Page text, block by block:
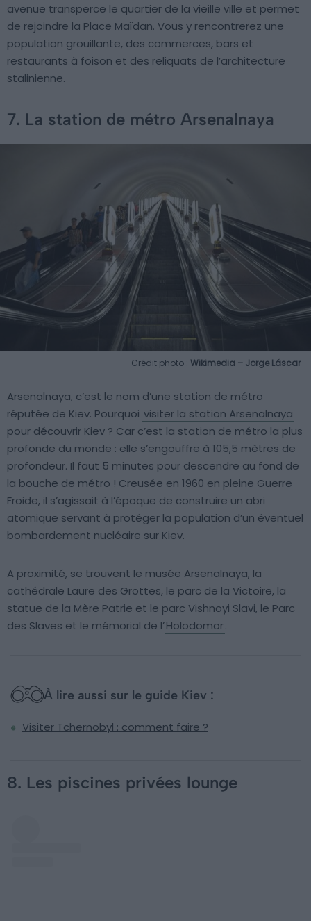
avenue transperce le quartier de la vieille ville et permet
de rejoindre la Place Maïdan. Vous y rencontrerez une
population grouillante, des commerces, bars et
restaurants à foison et des reliquats de l’architecture
stalinienne.
7. La station de métro Arsenalnaya
Crédit photo : Wikimedia – Jorge Láscar
Arsenalnaya, c’est le nom d’une station de métro
réputée de Kiev. Pourquoi visiter la station Arsenalnaya
pour découvrir Kiev ? Car c’est la station de métro la plus
profonde du monde : elle s’engouffre à 105,5 mètres de
profondeur. Il faut 5 minutes pour descendre au fond de
la bouche de métro ! Creusée en 1960 en pleine Guerre
Froide, il s’agissait à l’époque de construire un abri
atomique servant à protéger la population d’un éventuel
bombardement nucléaire sur Kiev.
A proximité, se trouvent le musée Arsenalnaya, la
cathédrale Laure des Grottes, le parc de la Victoire, la
statue de la Mère Patrie et le parc Vishnoyi Slavi, le Parc
des Slaves et le mémorial de l’Holodomor.
À lire aussi sur le guide Kiev :
Visiter Tchernobyl : comment faire ?
8. Les piscines privées lounge